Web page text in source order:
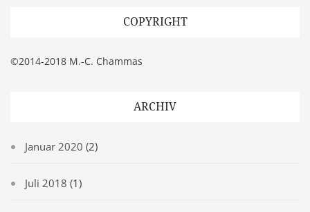
COPYRIGHT
©2014-2018 M.-C. Chammas
ARCHIV
Januar 2020 (2)
Juli 2018 (1)